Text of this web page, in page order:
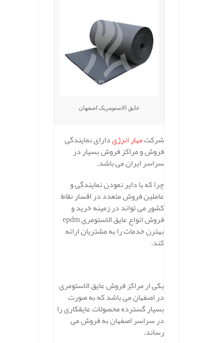
عایق الاستومریک اصفهان
شرکتمهار انرژیدارای نمایندگی
فروش و مراکز فروش بسیار در
سراسر ایران می باشد.
چرا که با دایر نمودن نمایندگی و
عاملین فروش متعدد در اقسار نقاط
کشور می تواند در زمینه خرید و
فروش انواع عایق الاستومری epdm
بهترن خدمات را به مشتریان ارائه
کند.
یکی ار مراکز فروش عایق الاستومری
در اصفهان می باشد که به صورت
بسیار گسترده محصولات عایقکاری را
در سراسر اصفهان به فروش می
رساند.